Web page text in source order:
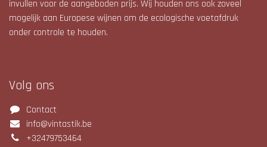
invullen voor de aangeboden prijs. Wij houden ons ook zoveel
mogelijk aan Europese wijnen om de ecologische voetafdruk
onder controle te houden.
Volg ons
Contact
info@vintastik.be
+32479753464